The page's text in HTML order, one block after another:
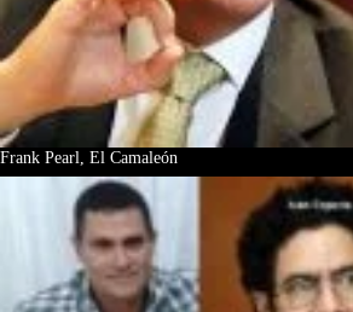
Frank Pearl, El Camaleón